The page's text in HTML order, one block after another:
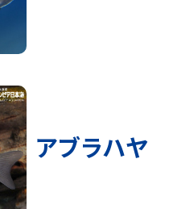
アブラハヤ